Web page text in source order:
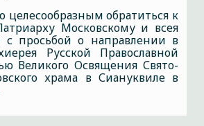
целесообразным обратиться к
Московскому и всея
с просьбой о направлении в
Русской Православной
Великого Освящения Свято-
храма в Сиануквиле в